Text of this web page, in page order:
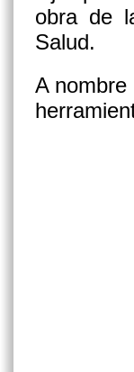
obra de
Salud.
A